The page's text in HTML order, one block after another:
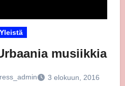
Yleistä
musiikkia
3 elokuun, 2016